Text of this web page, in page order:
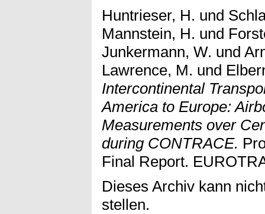
Huntrieser, H. und
Mannstein, H. und
Junkermann, W. und
Lawrence, M. und
Intercontinental
America to Europe:
Measurements over
during CONTRACE.
Final Report.
Dieses Archiv kann
stellen.